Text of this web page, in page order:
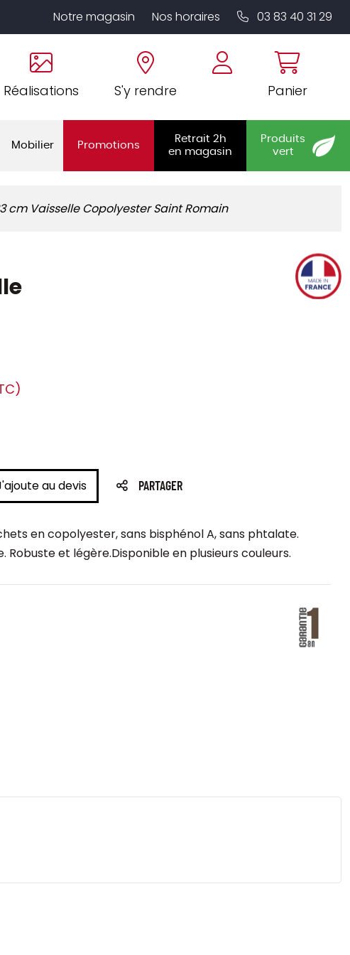
Notre magasin Nos horaires 03 83 40 31 29
Réalisations S'y rendre Panier
Mobilier Promotions
Retrait 2h
en magasin
Produits
vert
Vaisselle Copolyester Saint Romain
au devis PARTAGER
en copolyester, sans bisphénol A, sans phtalate.
et légère.Disponible en plusieurs couleurs.